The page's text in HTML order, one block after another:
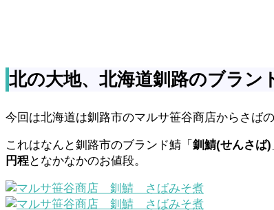
北の大地、北海道釧路のブラン
今回は北海道は釧路市のマルサ笹谷商店からさば
これはなんと釧路市のブランド鯖「 釧鯖(せんさば)
円程となかなかのお値段。